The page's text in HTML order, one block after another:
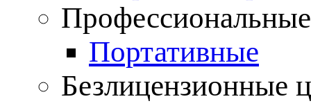
Портативные
Безлицензионные